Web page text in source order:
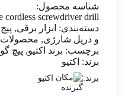
شناسه محصول:
cordless screwdriver drill
دسته‌بندی: ابزار برقی,
و دریل شارژی, محصولات
برچسب: برند اکتیو, پیچ
برند: اکتیو
برند: اکتیو